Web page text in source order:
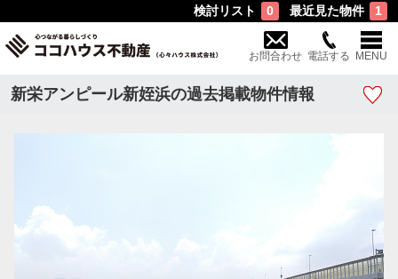
検討リスト 0 最近見た物件 1
お問合わせ 電話する MENU
新栄アンピール新姪浜の過去掲載物件情報